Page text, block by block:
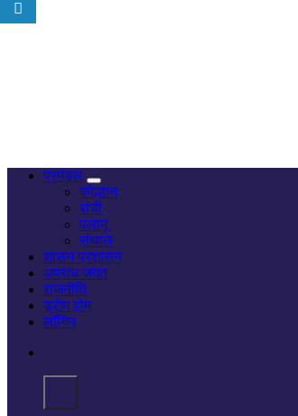
नज़र हर खबर पर
प्रमंडल
कोल्हान
रांची
पलामू
संथाल
शासन प्रशासन
अपराध जगत
राजनीति
ड्रीम होम
लॉगिन